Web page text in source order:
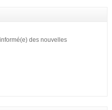
des nouvelles